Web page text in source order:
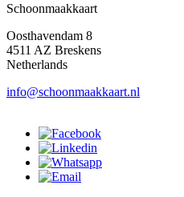
Schoonmaakkaart
Oosthavendam 8
4511 AZ Breskens
Netherlands
info@schoonmaakkaart.nl